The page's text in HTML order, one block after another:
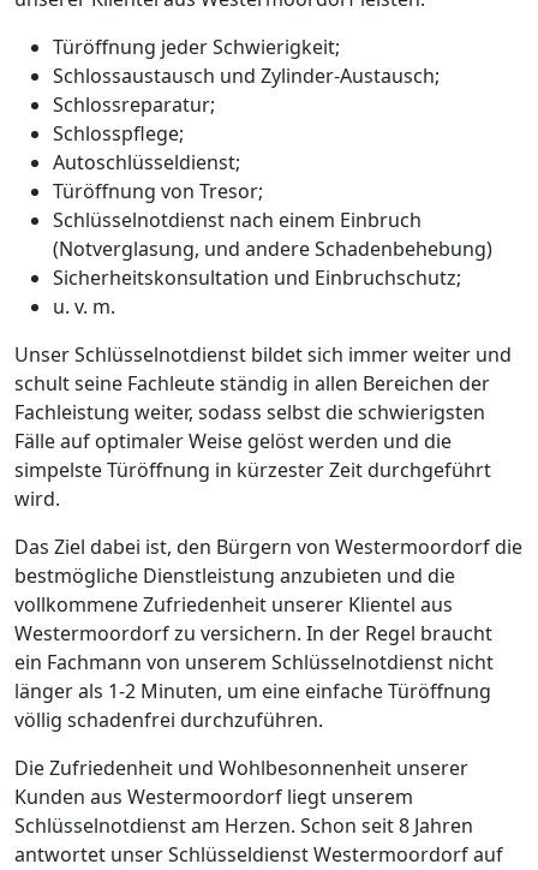
Türöffnung jeder Schwierigkeit;
Schlossaustausch und Zylinder-Austausch;
Schlossreparatur;
Schlosspflege;
Autoschlüsseldienst;
Türöffnung von Tresor;
Schlüsselnotdienst nach einem Einbruch
(Notverglasung, und andere Schadenbehebung)
Sicherheitskonsultation und Einbruchschutz;
u. v. m.
Unser Schlüsselnotdienst bildet sich immer weiter und
schult seine Fachleute ständig in allen Bereichen der
Fachleistung weiter, sodass selbst die schwierigsten
Fälle auf optimaler Weise gelöst werden und die
simpelste Türöffnung in kürzester Zeit durchgeführt
wird.
Das Ziel dabei ist, den Bürgern von Westermoordorf die
bestmögliche Dienstleistung anzubieten und die
vollkommene Zufriedenheit unserer Klientel aus
Westermoordorf zu versichern. In der Regel braucht
ein Fachmann von unserem Schlüsselnotdienst nicht
länger als 1-2 Minuten, um eine einfache Türöffnung
völlig schadenfrei durchzuführen.
Die Zufriedenheit und Wohlbesonnenheit unserer
Kunden aus Westermoordorf liegt unserem
Schlüsselnotdienst am Herzen. Schon seit 8 Jahren
antwortet unser Schlüsseldienst Westermoordorf auf